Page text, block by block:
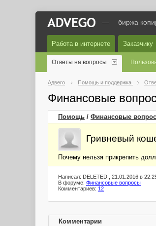
— биржа
Работа в интернете Заказчику
Ответы на вопросы
Адвего Помощь и поддержка
Финансовые
Помощь / Финансовые
Гривневый
Почему нельзя прикрепить
Написал: DELETED , 21.01.2016 в
В форуме: Финансовые вопросы
Комментариев: 12
Комментарии